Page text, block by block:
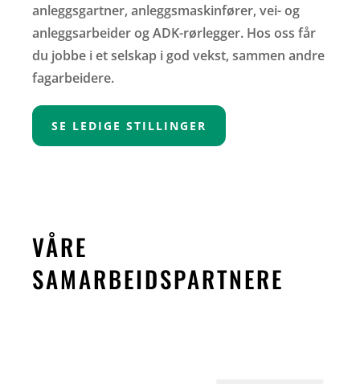
anleggsgartner, anleggsmaskinfører, vei- og
anleggsarbeider og ADK-rørlegger. Hos oss får
du jobbe i et selskap i god vekst, sammen andre
fagarbeidere.
SE LEDIGE STILLINGER
VÅRE
SAMARBEIDSPARTNERE